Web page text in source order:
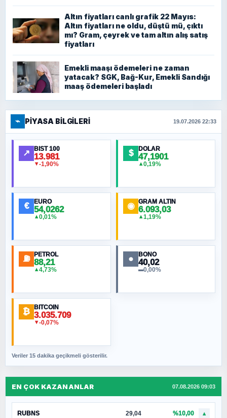
Altın fiyatları canlı grafik 22 Mayıs:
Altın fiyatları ne oldu, düştü mü, çıktı
mı? Gram, çeyrek ve tam altın alış satış
fiyatları
Emekli maaşı ödemeleri ne zaman
yatacak? SGK, Bağ-Kur, Emekli Sandığı
maaş ödemeleri başladı
⌁ PIYASA BILGILERI 19.07.2026 22:33
↗ BIST 100
13.981
▼-1,90%
$ DOLAR
47,1901
▲0,19%
€ EURO
54,0262
▲0,01%
◉ GRAM ALTIN
6.093,03
▲1,19%
⛽ PETROL
88,21
▲4,73%
● BONO
40,02
▬0,00%
₿ BITCOIN
3.035.709
▼-0,07%
Veriler 15 dakika geçikmeli gösterilir.
EN ÇOK KAZANANLAR 07.08.2026 09:03
RUBNS 29,04 %10,00 ▲